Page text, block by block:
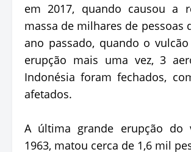
em 2017, quando causou a
massa de milhares de pessoas
ano passado, quando o
erupção mais uma vez, 3
Indonésia foram fechados,
afetados.
A última grande erupção do
1963, matou cerca de 1,6 mil